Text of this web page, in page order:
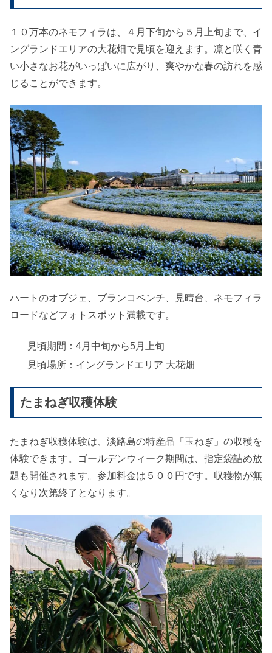
１０万本のネモフィラは、４月下旬から５月上旬まで、イ
ングランドエリアの大花畑で見頃を迎えます。凛と咲く青
い小さなお花がいっぱいに広がり、爽やかな春の訪れを感
じることができます。
ハートのオブジェ、ブランコベンチ、見晴台、ネモフィラ
ロードなどフォトスポット満載です。
見頃期間：4月中旬から5月上旬
見頃場所：イングランドエリア 大花畑
たまねぎ収穫体験
たまねぎ収穫体験は、淡路島の特産品「玉ねぎ」の収穫を
体験できます。ゴールデンウィーク期間は、指定袋詰め放
題も開催されます。参加料金は５００円です。収穫物が無
くなり次第終了となります。